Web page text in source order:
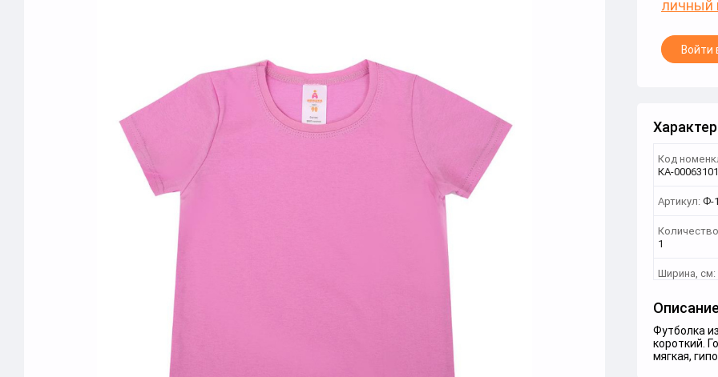
личный
Войти
Код
КА-00063101
Артикул: Ф-
1
Ширина, см:
Футболка
короткий.
мягкая,